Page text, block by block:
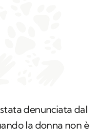
denunciata dal
la donna non è